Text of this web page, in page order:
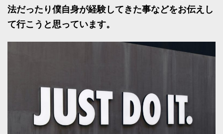
法だったり僕自身が経験してきた事などをお伝えし
て行こうと思っています。